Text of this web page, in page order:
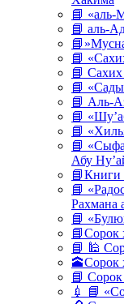
📘
📘 аль-
📘
📘
📘
📘 Аль-
📘
📘
📘
Абу
📘Книги
📘
Рахмана
📘
📘Сорок
📘 🕌
🕋Сорок
📘
💉 📘